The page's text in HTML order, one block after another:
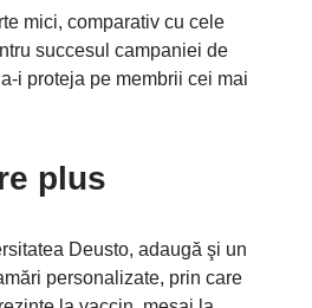
mici, comparativ cu cele
succesul campaniei de
i proteja pe membrii cei mai
plus
Deusto, adaugă şi un
personalizate, prin care